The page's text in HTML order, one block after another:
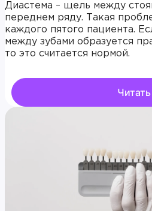
Диастема – щель между
переднем ряду. Такая
каждого пятого пациента.
между зубами образуется
то это считается нормой.
Читать